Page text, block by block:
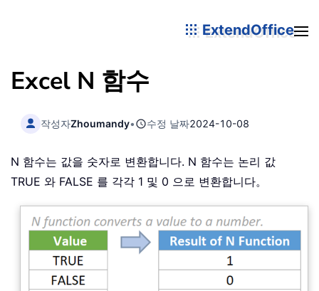
ExtendOffice
Excel N 함수
작성자Zhoumandy• 수정 날짜2024-10-08
N 함수는 값을 숫자로 변환합니다. N 함수는 논리 값
TRUE 와 FALSE 를 각각 1 및 0 으로 변환합니다。